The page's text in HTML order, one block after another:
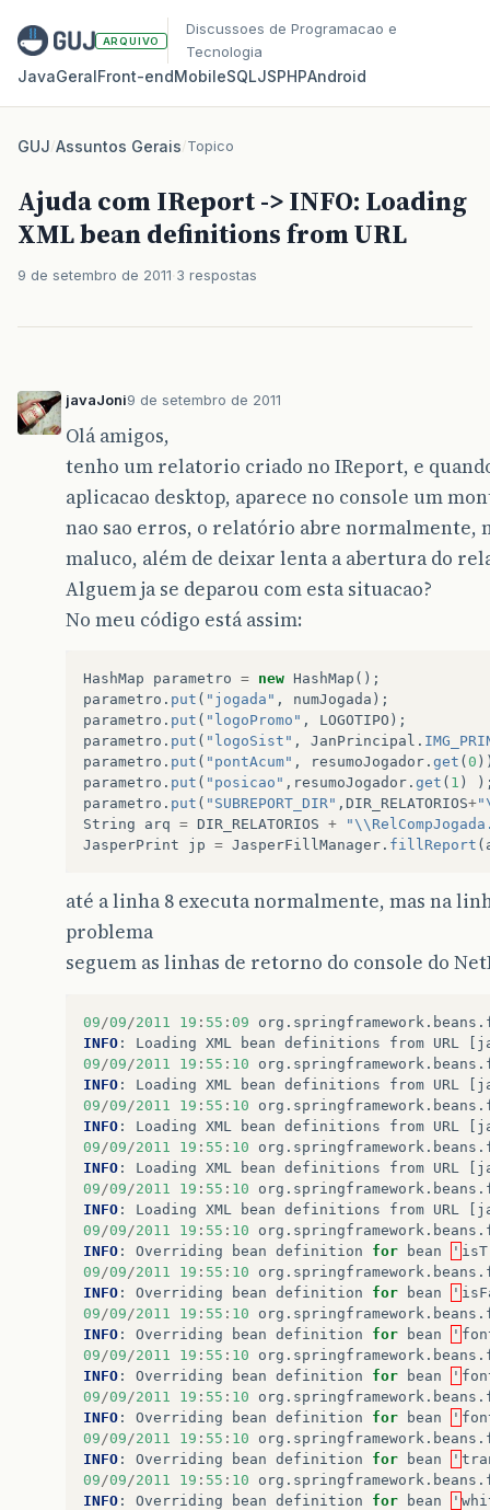
ARQUIVO
Discussoes de Programacao e
Tecnologia
JavaGeralFront‑endMobileSQLJSPHPAndroid
GUJ/Assuntos Gerais/Topico
Ajuda com IReport -> INFO: Loading
XML bean definitions from URL
9 de setembro de 2011 3 respostas
javaJoni9 de setembro de 2011
Olá amigos,
tenho um relatorio criado no IReport, e
aplicacao desktop, aparece no console um
nao sao erros, o relatório abre normalmente,
maluco, além de deixar lenta a abertura do
Alguem ja se deparou com esta situacao?
No meu código está assim:
HashMap parametro = new HashMap ();
parametro . put ( "jogada" , numJogada );
parametro . put ( "logoPromo" , LOGOTIPO );
parametro . put ( "logoSist" , JanPrincipal .
parametro . put ( "pontAcum" , resumoJogador . get ( 0
parametro . put ( "posicao" , resumoJogador . get ( 1 )
parametro . put ( "SUBREPORT_DIR" , DIR_RELATORIOS+
String
arq = DIR_RELATORIOS +
JasperPrint
jp = JasperFillManager . fillReport (
até a linha 8 executa normalmente, mas na
problema
seguem as linhas de retorno do console do
09 /09 /2011 19 : 55 : 09 org . springframework . beans .
INFO : Loading XML bean definitions from URL
09 /09 /2011 19 : 55 : 10 org . springframework . beans .
INFO : Loading XML bean definitions from URL
09 /09 /2011 19 : 55 : 10 org . springframework . beans .
INFO : Loading XML bean definitions from URL
09 /09 /2011 19 : 55 : 10 org . springframework . beans .
INFO : Loading XML bean definitions from URL
09 /09 /2011 19 : 55 : 10 org . springframework . beans .
INFO : Loading XML bean definitions from URL
09 /09 /2011 19 : 55 : 10 org . springframework . beans .
INFO : Overriding bean definition for bean '
09 /09 /2011 19 : 55 : 10 org . springframework . beans .
INFO : Overriding bean definition for bean '
09 /09 /2011 19 : 55 : 10 org . springframework . beans .
INFO : Overriding bean definition for bean '
09 /09 /2011 19 : 55 : 10 org . springframework . beans .
INFO : Overriding bean definition for bean '
09 /09 /2011 19 : 55 : 10 org . springframework . beans .
INFO : Overriding bean definition for bean '
09 /09 /2011 19 : 55 : 10 org . springframework . beans .
INFO : Overriding bean definition for bean '
09 /09 /2011 19 : 55 : 10 org . springframework . beans .
INFO : Overriding bean definition for bean '